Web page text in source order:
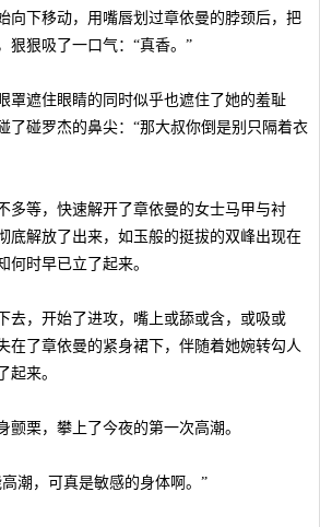
向下移动，用嘴唇划过章依曼的脖颈后，把
狠狠吸了一口气：“真香。”
遮住眼睛的同时似乎也遮住了她的羞耻
了碰罗杰的鼻尖：“那大叔你倒是别只隔着衣
等，快速解开了章依曼的女士马甲与衬
底解放了出来，如玉般的挺拔的双峰出现在
何时早已立了起来。
，开始了进攻，嘴上或舔或含，或吸或
在了章依曼的紧身裙下，伴随着她婉转勾人
起来。
栗，攀上了今夜的第一次高潮。
，可真是敏感的身体啊。”